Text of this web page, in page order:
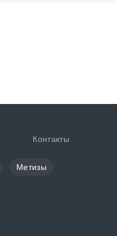
Контакты
Метизы